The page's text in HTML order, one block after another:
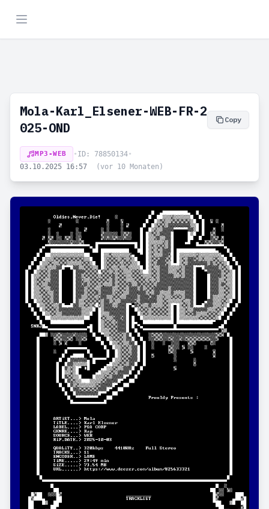
Mola-Karl_Elsener-WEB-FR-2
025-OND
Copy
MP3-WEB • ID: 78850134•
03.10.2025 16:57
(vor 10 Monaten)